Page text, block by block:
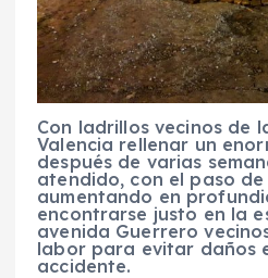
Con ladrillos vecinos de
Valencia rellenar un
después de varias
atendido, con el paso de
aumentando en
encontrarse justo en la
avenida Guerrero
labor para evitar daños
accidente.